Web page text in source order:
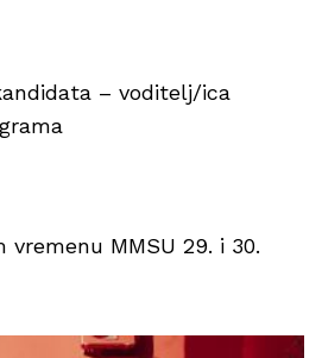
– voditelj/ica
vremenu MMSU 29. i 30.